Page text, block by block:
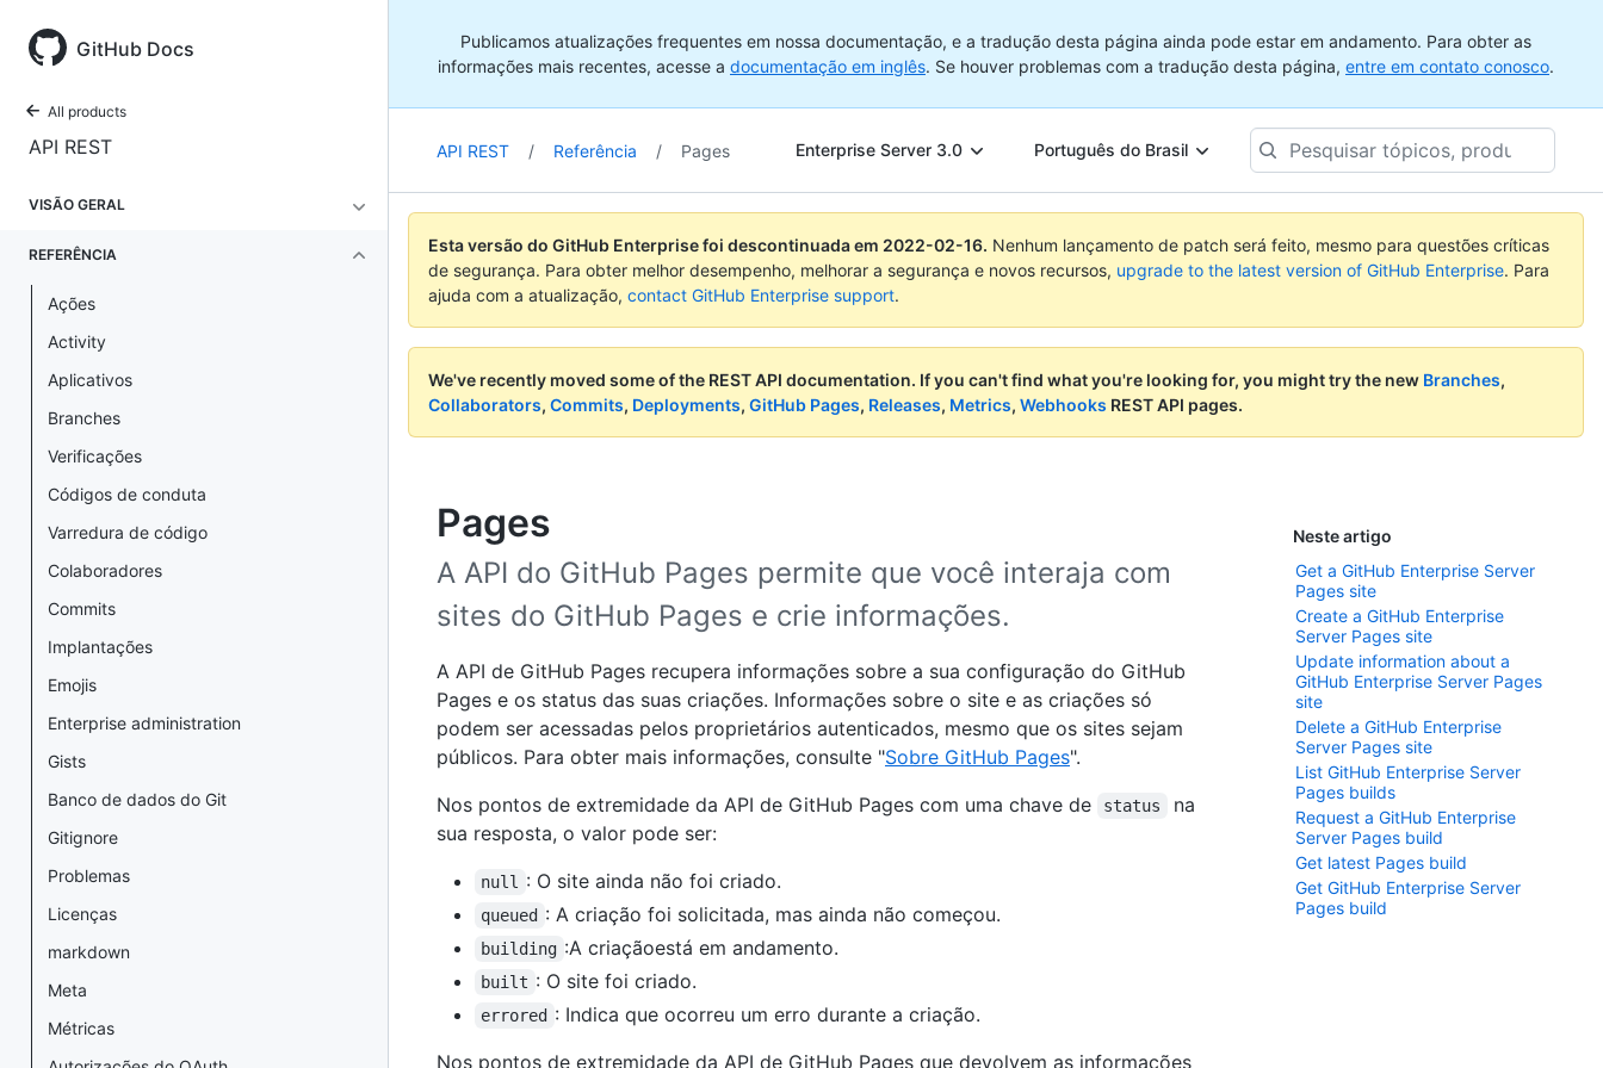
GitHub Docs
All products
API REST
VISÃO GERAL
REFERÊNCIA
Ações
Activity
Aplicativos
Branches
Verificações
Códigos de conduta
Varredura de código
Colaboradores
Commits
Implantações
Emojis
Enterprise administration
Gists
Banco de dados do Git
Gitignore
Problemas
Licenças
markdown
Meta
Métricas
Publicamos atualizações frequentes em nossa documentação, e a tradução desta página ainda pode estar em andamento. Para obter as
informações mais recentes, acesse a documentação em inglês. Se houver problemas com a tradução desta página, entre em contato conosco.
API REST / Referência / Pages Enterprise Server 3.0 Português do Brasil
Pesquisar
tópicos,
produtos...
Esta versão do GitHub Enterprise foi descontinuada em 2022-02-16. Nenhum lançamento de patch será feito, mesmo para questões críticas
de segurança. Para obter melhor desempenho, melhorar a segurança e novos recursos, upgrade to the latest version of GitHub Enterprise. Para
ajuda com a atualização, contact GitHub Enterprise support.
We've recently moved some of the REST API documentation. If you can't find what you're looking for, you might try the new Branches,
Collaborators, Commits, Deployments, GitHub Pages, Releases, Metrics, Webhooks REST API pages.
Pages
Neste artigo
Get a GitHub Enterprise Server
Pages site
Create a GitHub Enterprise
Server Pages site
Update information about a
GitHub Enterprise Server Pages
site
Delete a GitHub Enterprise
Server Pages site
List GitHub Enterprise Server
Pages builds
Request a GitHub Enterprise
Server Pages build
Get latest Pages build
Get GitHub Enterprise Server
Pages build
A API do GitHub Pages permite que você interaja com
sites do GitHub Pages e crie informações.
A API de GitHub Pages recupera informações sobre a sua configuração do GitHub
Pages e os status das suas criações. Informações sobre o site e as criações só
podem ser acessadas pelos proprietários autenticados, mesmo que os sites sejam
públicos. Para obter mais informações, consulte "Sobre GitHub Pages".
Nos pontos de extremidade da API de GitHub Pages com uma chave de
status
na
sua resposta, o valor pode ser:
null : O site ainda não foi criado.
queued : A criação foi solicitada, mas ainda não começou.
building :A criaçãoestá em andamento.
built : O site foi criado.
errored : Indica que ocorreu um erro durante a criação.
Nos pontos de extremidade da API de GitHub Pages que devolvem as informações